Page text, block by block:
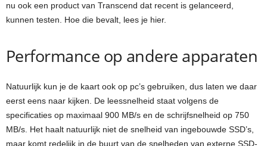
nu ook een product van Transcend dat recent is gelanceerd,
kunnen testen. Hoe die bevalt, lees je hier.
Performance op andere apparaten
Natuurlijk kun je de kaart ook op pc’s gebruiken, dus laten we daar
eerst eens naar kijken. De leessnelheid staat volgens de
specificaties op maximaal 900 MB/s en de schrijfsnelheid op 750
MB/s. Het haalt natuurlijk niet de snelheid van ingebouwde SSD’s,
maar komt redelijk in de buurt van de snelheden van externe SSD-